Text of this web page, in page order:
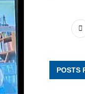
POSTS